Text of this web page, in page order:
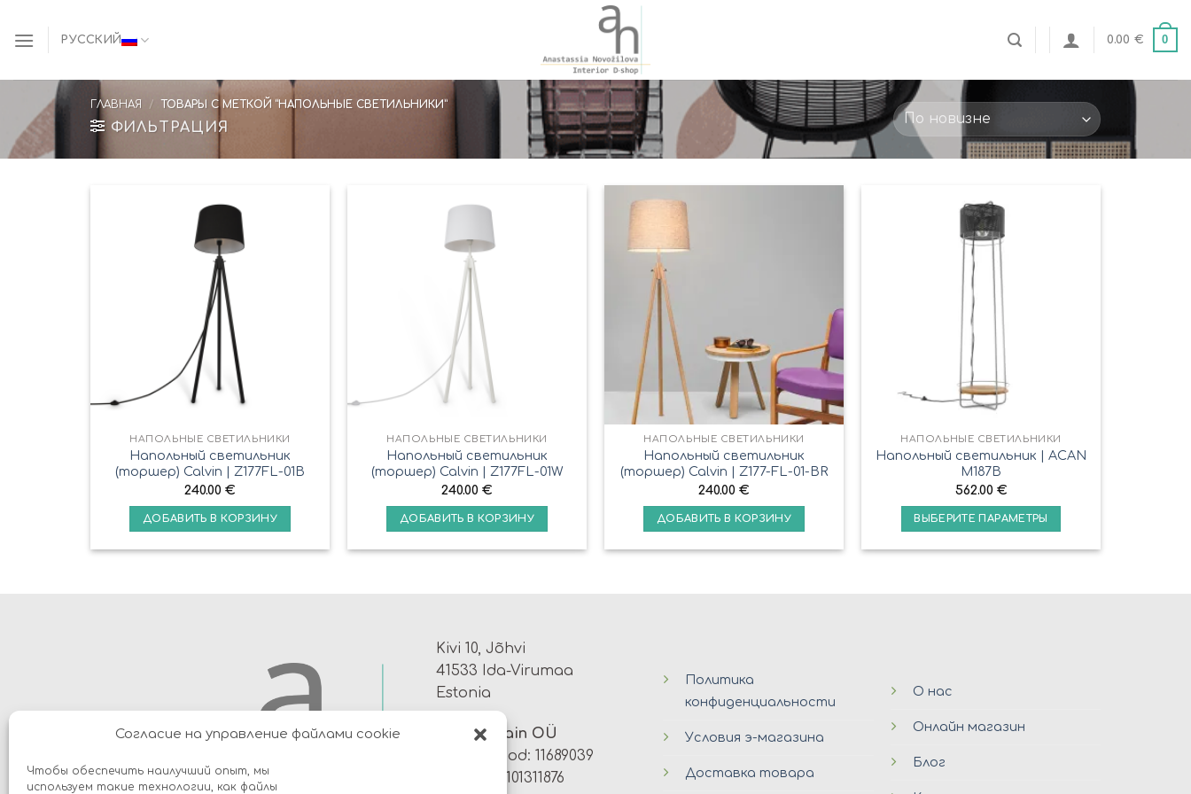
Согласие на управление файлами cookie
Чтобы обеспечить наилучший опыт, мы
используем такие технологии, как файлы
content
РУССКИЙ 0.00 € 0
ГЛАВНАЯ / ТОВАРЫ С МЕТКОЙ “НАПОЛЬНЫЕ СВЕТИЛЬНИКИ”
ФИЛЬТРАЦИЯ
НАПОЛЬНЫЕ СВЕТИЛЬНИКИ
Напольный светильник
(торшер) Calvin | Z177FL-01B
240.00 €
ДОБАВИТЬ В КОРЗИНУ
НАПОЛЬНЫЕ СВЕТИЛЬНИКИ
Напольный светильник
(торшер) Calvin | Z177FL-01W
240.00 €
ДОБАВИТЬ В КОРЗИНУ
НАПОЛЬНЫЕ СВЕТИЛЬНИКИ
Напольный светильник
(торшер) Calvin | Z177-FL-01-BR
240.00 €
ДОБАВИТЬ В КОРЗИНУ
НАПОЛЬНЫЕ СВЕТИЛЬНИКИ
Напольный светильник | ACAN
M187B
562.00 €
ВЫБЕРИТЕ ПАРАМЕТРЫ
Kivi 10, Jõhvi
41533 Ida-Virumaa
Estonia
Avers Disain OÜ
Registrikood: 11689039
KMKR: EE101311876
Политика
конфиденциальности
Условия э-магазина
Доставка товара
О нас
Онлайн магазин
Блог